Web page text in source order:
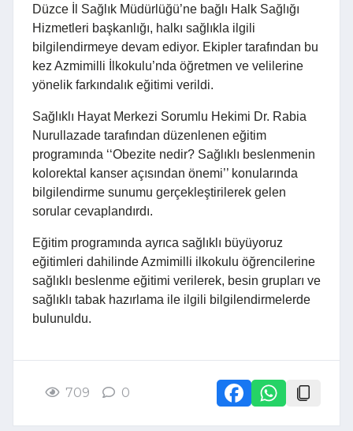
Düzce İl Sağlık Müdürlüğü’ne bağlı Halk Sağlığı
Hizmetleri başkanlığı, halkı sağlıkla ilgili
bilgilendirmeye devam ediyor. Ekipler tarafından bu
kez Azmimilli İlkokulu’nda öğretmen ve velilerine
yönelik farkındalık eğitimi verildi.
Sağlıklı Hayat Merkezi Sorumlu Hekimi Dr. Rabia
Nurullazade tarafından düzenlenen eğitim
programında ‘‘Obezite nedir? Sağlıklı beslenmenin
kolorektal kanser açısından önemi’’ konularında
bilgilendirme sunumu gerçekleştirilerek gelen
sorular cevaplandırdı.
Eğitim programında ayrıca sağlıklı büyüyoruz
eğitimleri dahilinde Azmimilli ilkokulu öğrencilerine
sağlıklı beslenme eğitimi verilerek, besin grupları ve
sağlıklı tabak hazırlama ile ilgili bilgilendirmelerde
bulunuldu.
709 0